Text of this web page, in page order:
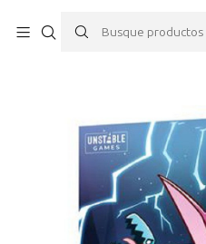
Happy Little Dinosaurs -